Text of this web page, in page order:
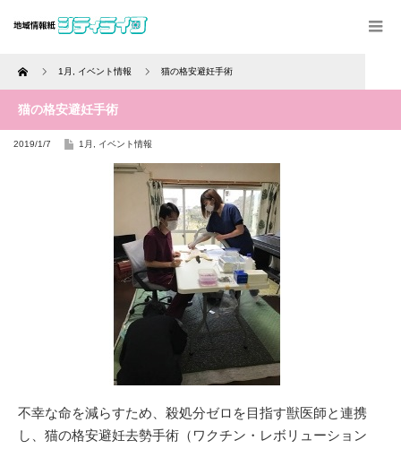
Home 1月 イベント情報 猫の格安避妊手術
猫の格安避妊手術
2019/1/7 1月 イベント情報
不幸な命を減らすため、殺処分ゼロを目指す獣医師と連携
し、猫の格安避妊去勢手術（ワクチン・レボリューション